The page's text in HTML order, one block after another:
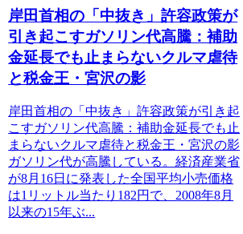
岸田首相の「中抜き」許容政策が
引き起こすガソリン代高騰：補助
金延長でも止まらないクルマ虐待
と税金王・宮沢の影
岸田首相の「中抜き」許容政策が引き起
こすガソリン代高騰：補助金延長でも止
まらないクルマ虐待と税金王・宮沢の影
ガソリン代が高騰している。経済産業省
が8月16日に発表した全国平均小売価格
は1リットル当たり182円で、2008年8月
以来の15年ぶ...